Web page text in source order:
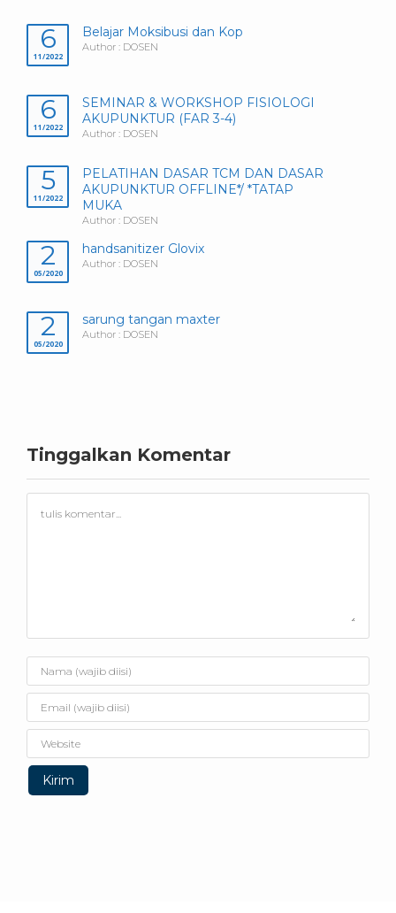
6
11/2022
Belajar Moksibusi dan Kop
Author : DOSEN
6
11/2022
SEMINAR & WORKSHOP FISIOLOGI
AKUPUNKTUR (FAR 3-4)
Author : DOSEN
5
11/2022
PELATIHAN DASAR TCM DAN DASAR
AKUPUNKTUR OFFLINE*/ *TATAP
MUKA
Author : DOSEN
2
05/2020
handsanitizer Glovix
Author : DOSEN
2
05/2020
sarung tangan maxter
Author : DOSEN
Tinggalkan Komentar